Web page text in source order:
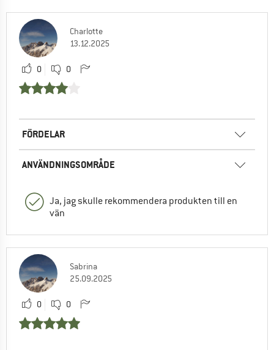
Charlotte
13.12.2025
0 0
FÖRDELAR
ANVÄNDNINGSOMRÅDE
Ja, jag skulle rekommendera produkten till en
vän
Sabrina
25.09.2025
0 0